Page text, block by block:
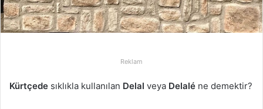
a
g
ö
r
Reklam
Kürtçede sıklıkla kullanılan Delal veya Delalé ne demektir?